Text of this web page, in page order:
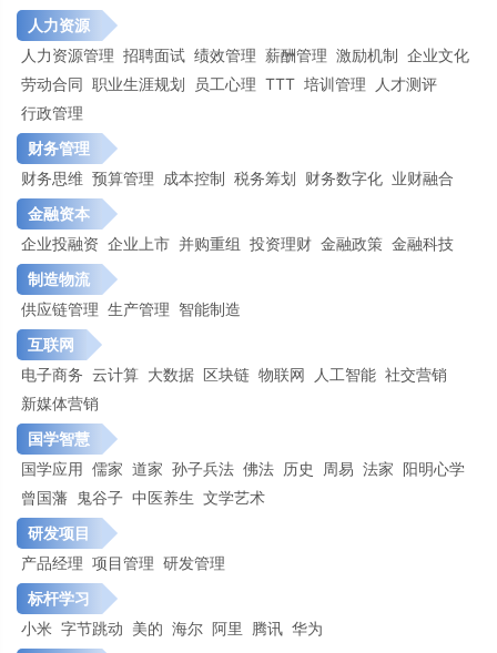
人力资源
人力资源管理 招聘面试 绩效管理 薪酬管理 激励机制 企业文化
劳动合同 职业生涯规划 员工心理 TTT 培训管理
人才测评
行政管理
财务管理
财务思维 预算管理 成本控制 税务筹划 财务数字化 业财融合
金融资本
企业投融资 企业上市 并购重组 投资理财 金融政策 金融科技
制造物流
供应链管理 生产管理 智能制造
互联网
电子商务 云计算 大数据 区块链 物联网 人工智能 社交营销
新媒体营销
国学智慧
国学应用 儒家 道家 孙子兵法 佛法 历史 周易 法家 阳明心学
曾国藩 鬼谷子 中医养生 文学艺术
研发项目
产品经理 项目管理 研发管理
标杆学习
小米 字节跳动 美的 海尔 阿里 腾讯 华为